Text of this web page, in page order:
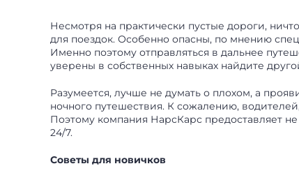
Несмотря на практически пустые дороги,
для поездок. Особенно опасны, по мнению
Именно поэтому отправляться в дальнее
уверены в собственных навыках найдите
Разумеется, лучше не думать о плохом, а
ночного путешествия. К сожалению,
Поэтому компания НарсКарс предоставляет не
24/7.
Советы для новичков